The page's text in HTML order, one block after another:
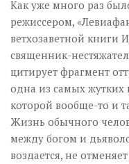
Как уже много раз
режиссером,
ветхозаветной книги
священник-
цитирует фрагмент
одна из самых жутких
которой вообще-то и
Жизнь обычного
между богом и
воздается, не